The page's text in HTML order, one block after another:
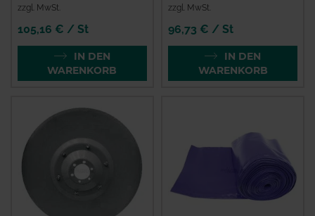
zzgl. MwSt.
105,16 € / St
IN DEN
WARENKORB
zzgl. MwSt.
96,73 € / St
IN DEN
WARENKORB